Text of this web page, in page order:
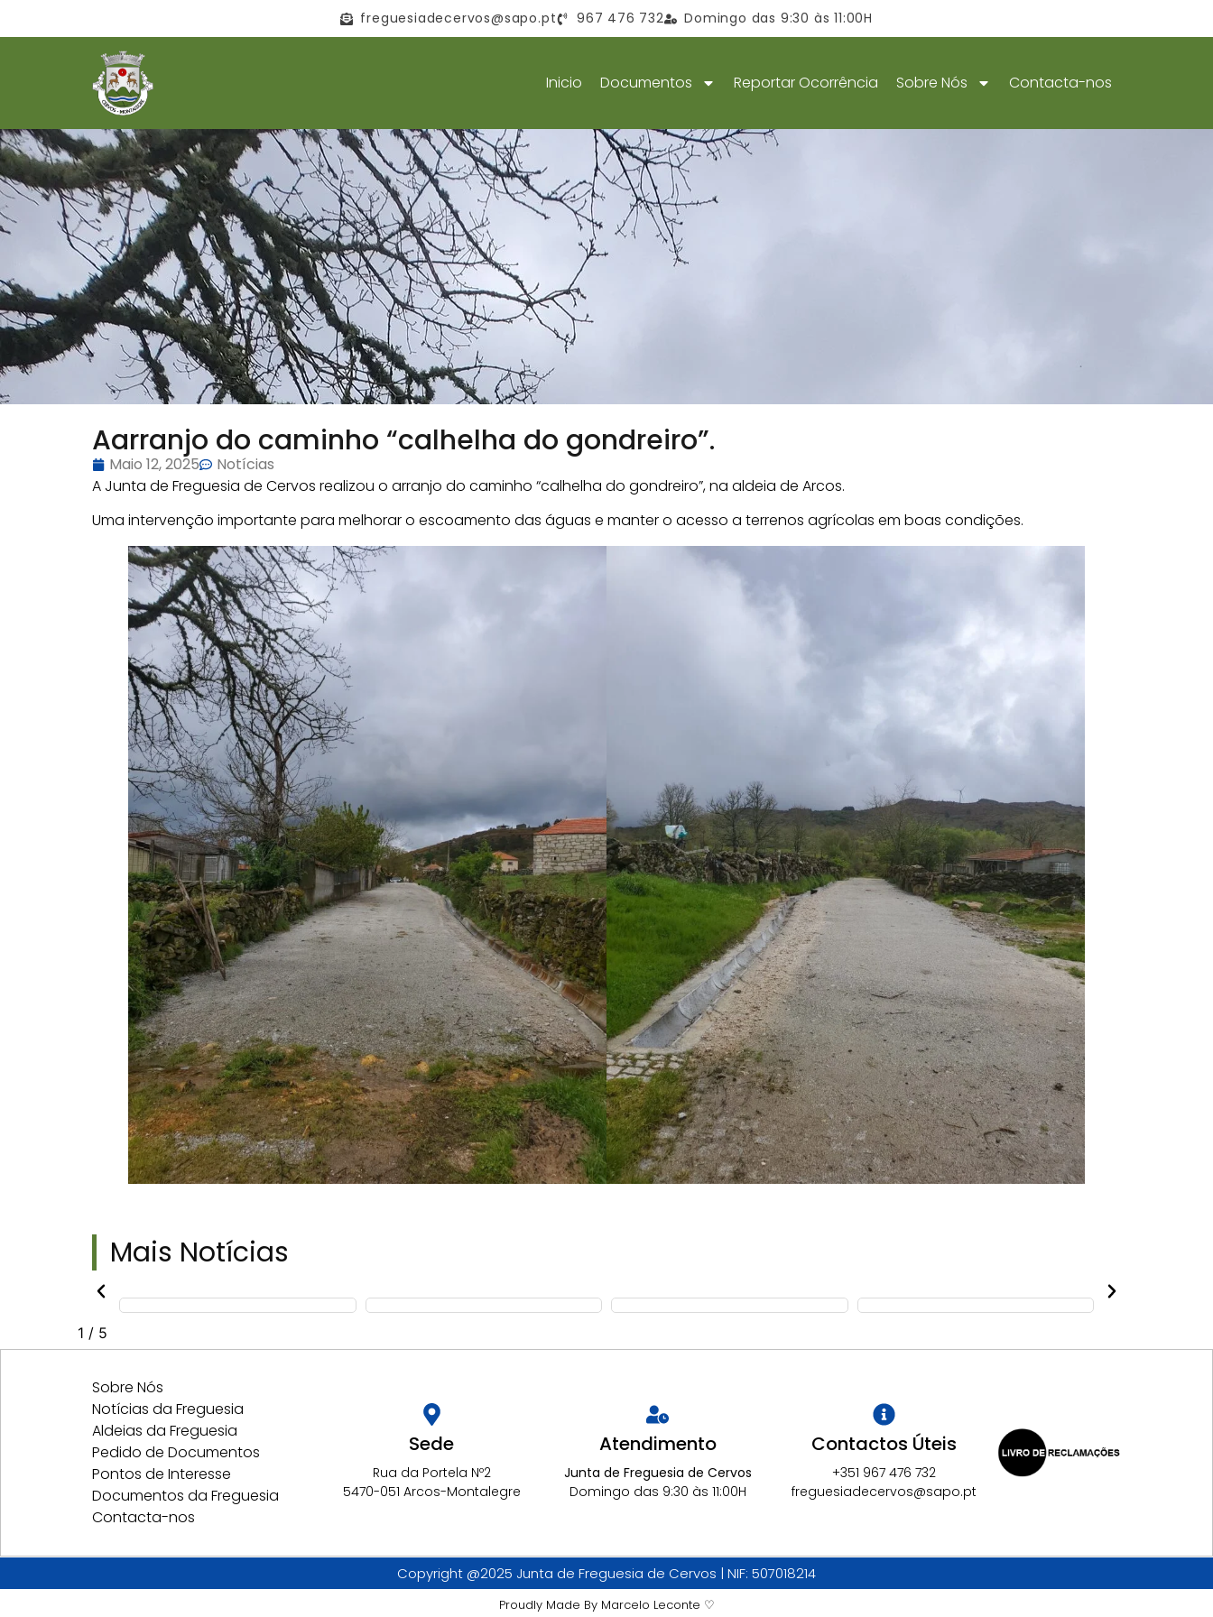
freguesiadecervos@sapo.pt 967 476 732 Domingo das 9:30 às 11:00H
Inicio Documentos Reportar Ocorrência Sobre Nós Contacta-nos
Aarranjo do caminho “calhelha do gondreiro”.
Maio 12, 2025
Notícias
A Junta de Freguesia de Cervos realizou o arranjo do caminho “calhelha do gondreiro”, na aldeia de Arcos.
Uma intervenção importante para melhorar o escoamento das águas e manter o acesso a terrenos agrícolas em boas condições.
Mais Notícias
2 / 5
Sobre Nós
Notícias da Freguesia
Aldeias da Freguesia
Pedido de Documentos
Pontos de Interesse
Documentos da Freguesia
Contacta-nos
Sede
Rua da Portela Nº2
5470-051 Arcos-Montalegre
Atendimento
Junta de Freguesia de Cervos
Domingo das 9:30 às 11:00H
Contactos Úteis
+351 967 476 732
freguesiadecervos@sapo.pt
Copyright @2025 Junta de Freguesia de Cervos | NIF: 507018214
Proudly Made By Marcelo Leconte ♡